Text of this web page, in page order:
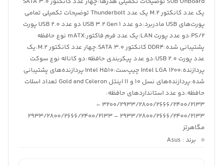
یک عدد کانکتور M.۲ یک عدد Thunderbolt توضیحات تکمیلی تمامی
پورت‌های USB مادربرد:دو عدد USB ۳.۲ Gen ۱ دو عدد USB ۲.۰ پورت
PS/2:دو عدد پورت LAN:یک عدد فرم فاکتور:mATX نوع حافظه
پشتیبانی شده:DDR۴ کانکتور SATA 3.0:چهار عدد کانکتور M.2:یک
عدد پورت USB 2.0:دو عدد پیکربندی حافظه:دو کاناله نوع سوکت
پردازنده:Intel LGA ۱۲۰۰ چیپ‌ست:Intel H۵۱۰ پردازنده‌های پشتیبانی
شده:پردازنده‌های نسل ۱۰ و ۱۱ اینتل Gold and Celeron تعداد اسلات
حافظه:دو عدد استانداردهای حافظه:
۳۲۰۰/۲۹۳۳/۲۸۰۰/۲۶۶۶/۲۴۰۰/۲۱۳۳ –
۲۹۳۳/۲۸۰۰/۲۶۶۶/۲۴۰۰/۲۱۳۳ – ۲۹۳۳/۲۸۰۰/۲۶۶۶/۲۴۰۰/۲۱۳۳
مگاهرتز
برند : Asus